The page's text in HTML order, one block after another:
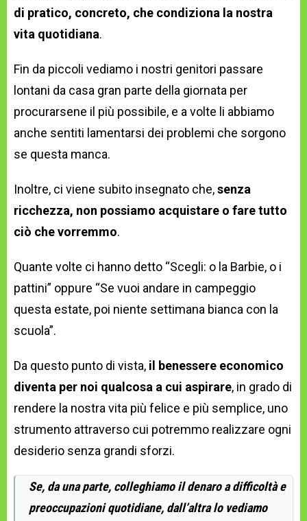
di pratico, concreto, che condiziona la nostra
vita quotidiana.
Fin da piccoli vediamo i nostri genitori passare
lontani da casa gran parte della giornata per
procurarsene il più possibile, e a volte li abbiamo
anche sentiti lamentarsi dei problemi che sorgono
se questa manca.
Inoltre, ci viene subito insegnato che,senza
ricchezza, non possiamo acquistare o fare tutto
ciò che vorremmo.
Quante volte ci hanno detto “Scegli: o la Barbie, o i
pattini” oppure “Se vuoi andare in campeggio
questa estate, poi niente settimana bianca con la
scuola”.
Da questo punto di vista, il benessere economico
diventa per noi qualcosa a cui aspirare, in grado di
rendere la nostra vita più felice e più semplice, uno
strumento attraverso cui potremmo realizzare ogni
desiderio senza grandi sforzi.
Se, da una parte, colleghiamo il denaro a difficoltà e
preoccupazioni quotidiane, dall’altra lo vediamo